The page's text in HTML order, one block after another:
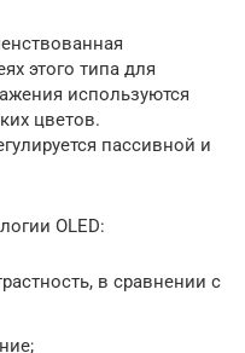
этого типа для
используются
цветов.
пассивной и
OLED:
в сравнении с